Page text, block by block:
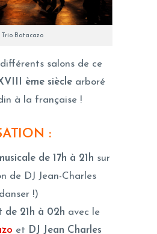
Trio Batacazo
salons de ce
ème sièclearboré
à la française !
:
de 17h à 21h sur
de DJ Jean-Charles
!)
de 21h à 02h avec le
et DJ Jean Charles